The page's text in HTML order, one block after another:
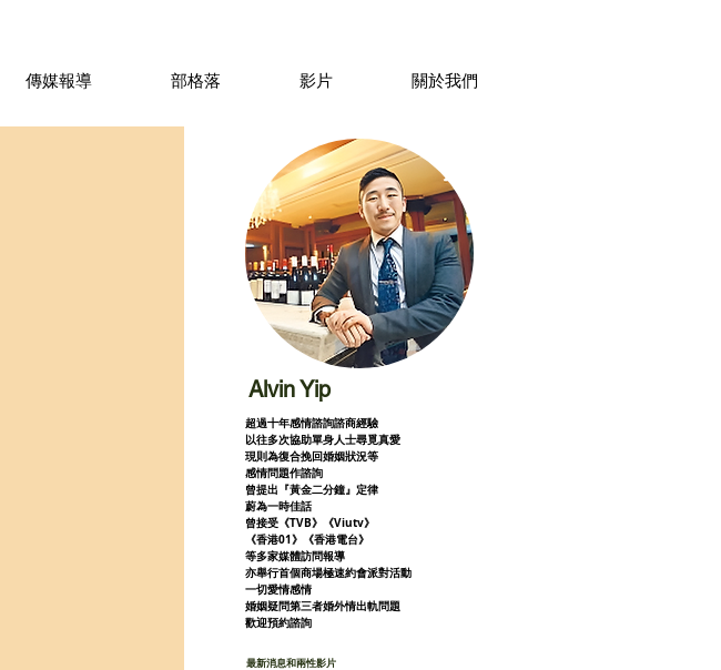
傳媒報導 部格落 影片 關於我們
Alvin Yip
超過十年感情諮詢諮商經驗
以往多次協助單身人士尋覓真愛
現則為復合挽回婚姻狀況等
感情問題作諮詢
曾提出『黃金二分鐘』定律
蔚為一時佳話
曾接受《TVB》《Viutv》
《香港01》
《香港電台》
等多家媒體訪問報導
亦舉行首個商場極速約會派對活動
一切愛情感情
婚姻疑問第三者婚外情出軌問題
歡迎預約諮詢
最新消息和兩性影片